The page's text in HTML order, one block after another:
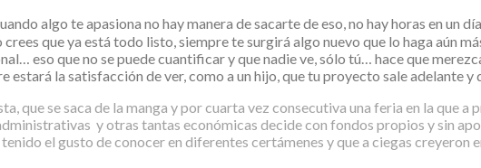
algo te apasiona no hay manera de sacarte de eso, no hay horas en un
que ya está todo listo, siempre te surgirá algo nuevo que lo haga aún
eso que no se puede cuantificar y que nadie ve, sólo tú… hace que
la satisfacción de ver, como a un hijo, que tu proyecto sale adelante
que se saca de la manga y por cuarta vez consecutiva una feria en la que
y otras tantas económicas decide con fondos propios y sin
el gusto de conocer en diferentes certámenes y que a ciegas creyeron